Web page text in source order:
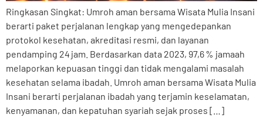
Ringkasan Singkat: Umroh aman bersama Wisata Mulia Insani
berarti paket perjalanan lengkap yang mengedepankan
protokol kesehatan, akreditasi resmi, dan layanan
pendamping 24 jam. Berdasarkan data 2023, 97,6 % jamaah
melaporkan kepuasan tinggi dan tidak mengalami masalah
kesehatan selama ibadah. Umroh aman bersama Wisata Mulia
Insani berarti perjalanan ibadah yang terjamin keselamatan,
kenyamanan, dan kepatuhan syariah sejak proses […]